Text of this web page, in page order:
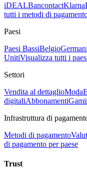
iDEALBancontactKlarna
tutti i metodi di
Paesi
Paesi BassiBelgio
UnitiVisualizza tutti i
Settori
Vendita al dettaglioModa
digitaliAbbonamenti
Infrastruttura di
Metodi di pagamento
di pagamento per paese
Trust